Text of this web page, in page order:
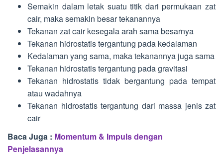
Semakin dalam letak suatu titik dari permukaan zat
cair, maka semakin besar tekanannya
Tekanan zat cair kesegala arah sama besarnya
Tekanan hidrostatis tergantung pada kedalaman
Kedalaman yang sama, maka tekanannya juga sama
Tekanan hidrostatis tergantung pada gravitasi
Tekanan hidrostatis tidak bergantung pada tempat
atau wadahnya
Tekanan hidrostatis tergantung dari massa jenis zat
cair
Baca Juga : Momentum & Impuls dengan
Penjelasannya